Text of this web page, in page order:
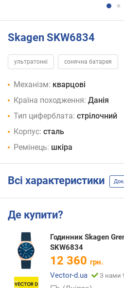
Skagen SKW6834
ультратонкі сонячна батарея
Механізм: кварцові
Країна походження: Данія
Тип циферблата: стрілочний
Корпус: сталь
Ремінець: шкіра
Всі характеристики
Де купити?
Годинник Skagen
SKW6834
12 360 грн.
Vector-d.ua
З нами